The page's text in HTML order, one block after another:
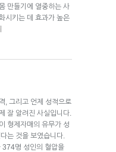
만들기에 열중하는 사
시키는 데 효과가 높은
, 그리고 언제 성적으로
잘 알려진 사실입니다.
형제자매의 유무가 성
는 것을 보였습니다.
374명 성인의 혈압을